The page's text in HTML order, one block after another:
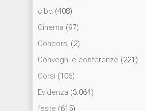
cibo (408)
Cinema (97)
Concorsi (2)
Convegni e conferenze (221)
Corsi (106)
Evidenza (3.064)
feste (615)